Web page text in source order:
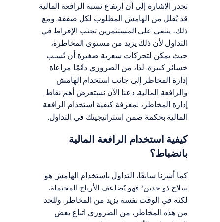
تجدر الإشارة إلى أن ارتفاع نسبة الرافعة المالية
قد يُقلل من الهامش المطلوب لكل صفقة. ومع
ذلك، ينبغي على المستثمرين تجنب الإفراط في
التداول لأن ذلك يزيد من مستوى المخاطرة،
حيث يمكن لتحركات سعرية صغيرة أن تُسبب
خسائر كبيرة. لذا، من الضروري دائمًا مراعاة
إدارة المخاطر إلى جانب استخدام الهامش
والرافعة المالية. دعنا الآن نستعرض أهم نقاط
إدارة المخاطر، لمعرفة كيفية استخدام الرافعة
المالية بحكمة ضمن استراتيجيتك في التداول.
كيفية استخدام الرافعة المالية
بانضباط؟
كما أشرنا سابقًا، التداول باستخدام الهامش هو
سلاح ذو حدين؛ فهو يُضاعف الأرباح المحتملة،
لكنه في الوقت نفسه يزيد من المخاطر. وللحد
من هذه المخاطر، من الضروري اتباع بعض